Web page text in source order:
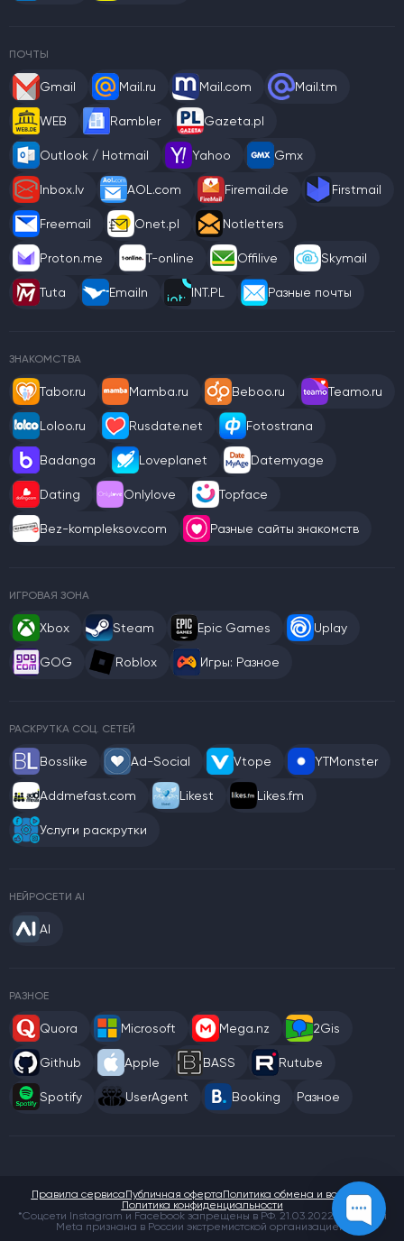
ПОЧТЫ
Gmail Mail.ru Mail.com Mail.tm
WEB Rambler Gazeta.pl
Outlook / Hotmail Yahoo Gmx
Inbox.lv AOL.com Firemail.de Firstmail
Freemail Onet.pl Notletters
Proton.me T-online Offilive Skymail
Tuta Emailn INT.PL Разные почты
ЗНАКОМСТВА
Tabor.ru Mamba.ru Beboo.ru Teamo.ru
Loloo.ru Rusdate.net Fotostrana
Badanga Loveplanet Datemyage
Dating Onlylove Topface
Bez-kompleksov.com Разные сайты знакомств
ИГРОВАЯ ЗОНА
Xbox Steam Epic Games Uplay
GOG Roblox Игры: Разное
РАСКРУТКА СОЦ. СЕТЕЙ
Bosslike Ad-Social Vtope YTMonster
Addmefast.com Likest Likes.fm
Услуги раскрутки
НЕЙРОСЕТИ AI
AI
РАЗНОЕ
Quora Microsoft Mega.nz 2Gis
Github Apple BASS Rutube
Spotify UserAgent Booking Разное
*Соцсети Instagram и Facebook запрещены в РФ. 21.03.2022 компания
Meta признана в России экстремистской организацией.
Правила сервисаПубличная офертаПолитика обмена и возврата
Политика конфиденциальности